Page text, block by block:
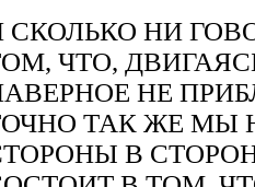
СКОЛЬКО НИ
ЧТО,
НЕ
ТАК ЖЕ МЫ
В